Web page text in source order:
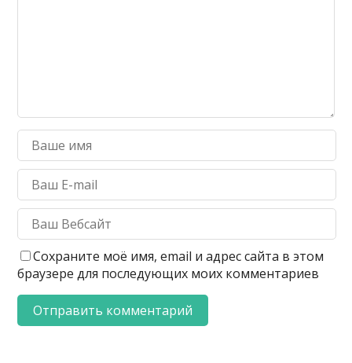
Сохраните моё имя, email и адрес сайта в этом
браузере для последующих моих комментариев